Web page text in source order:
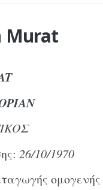
Murat
26/10/1970